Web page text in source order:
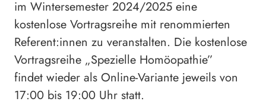
im Wintersemester 2024/2025 eine
kostenlose Vortragsreihe mit renommierten
Referent:innen zu veranstalten. Die kostenlose
Vortragsreihe „Spezielle Homöopathie”
findet wieder als Online-Variante jeweils von
17:00 bis 19:00 Uhr statt.